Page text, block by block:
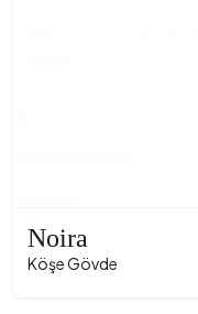
Noira
Köşe Gövde